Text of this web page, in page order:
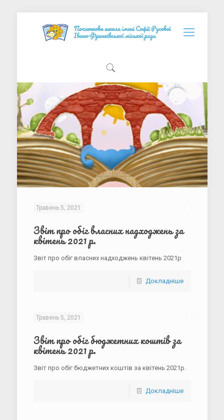
Травень 5, 2021
Звіт про обіг власних надходжень за
квітень 2021 р.
Звіт про обіг власних надходжень квітень 2021р
Докладніше
Травень 5, 2021
Звіт про обіг бюджетних коштів за
квітень 2021 р.
Звіт про обіг бюджетних коштів за квітень 2021р.
Докладніше